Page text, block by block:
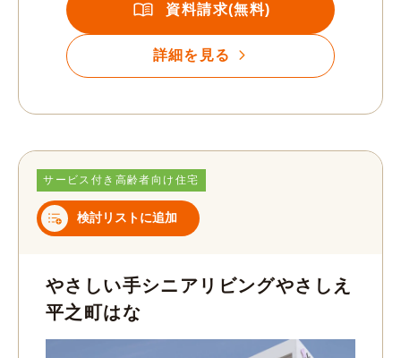
資料請求(無料)
詳細を見る
サービス付き高齢者向け住宅
検討リストに追加
やさしい手シニアリビングやさしえ
平之町はな